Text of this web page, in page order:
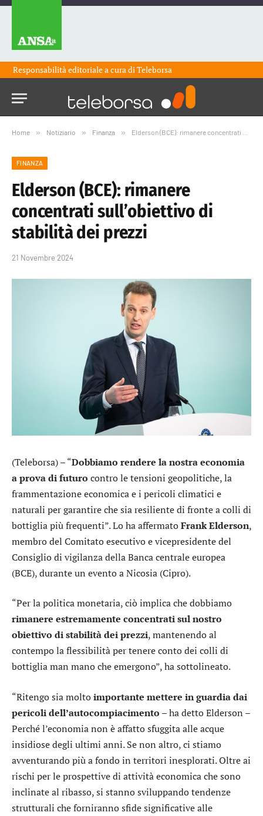
Responsabilità editoriale a cura diTeleborsa
Home » Notiziario » Finanza » Elderson (BCE): rimanere concentrati sull’obiettivo di stabilità dei prezzi
FINANZA
Elderson (BCE): rimanere
concentrati sull’obiettivo di
stabilità dei prezzi
21 Novembre 2024
(Teleborsa) – “Dobbiamo rendere la nostra economia
a prova di futuro contro le tensioni geopolitiche, la
frammentazione economica e i pericoli climatici e
naturali per garantire che sia resiliente di fronte a colli di
bottiglia più frequenti”. Lo ha affermatoFrank Elderson,
membro del Comitato esecutivo e vicepresidente del
Consiglio di vigilanza della Banca centrale europea
(BCE), durante un evento a Nicosia (Cipro).
“Per la politica monetaria, ciò implica che dobbiamo
rimanere estremamente concentrati sul nostro
obiettivo di stabilità dei prezzi, mantenendo al
contempo la flessibilità per tenere conto dei colli di
bottiglia man mano che emergono”, ha sottolineato.
“Ritengo sia moltoimportante mettere in guardia dai
pericoli dell’autocompiacimento – ha detto Elderson –
Perché l’economia non è affatto sfuggita alle acque
insidiose degli ultimi anni. Se non altro, ci stiamo
avventurando più a fondo in territori inesplorati. Oltre ai
rischi per le prospettive di attività economica che sono
inclinate al ribasso, si stanno sviluppando tendenze
strutturali che forniranno sfide significative alle